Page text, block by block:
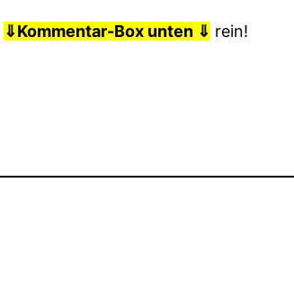
⇓Kommentar-Box unten ⇓ rein!